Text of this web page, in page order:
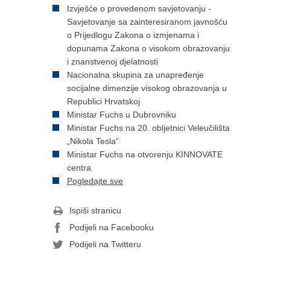
Izvješće o provedenom savjetovanju -
Savjetovanje sa zainteresiranom javnošću
o Prijedlogu Zakona o izmjenama i
dopunama Zakona o visokom obrazovanju
i znanstvenoj djelatnosti
Nacionalna skupina za unapređenje
socijalne dimenzije visokog obrazovanja u
Republici Hrvatskoj
Ministar Fuchs u Dubrovniku
Ministar Fuchs na 20. obljetnici Veleučilišta
„Nikola Tesla“
Ministar Fuchs na otvorenju KINNOVATE
centra
Pogledajte sve
Ispiši stranicu
Podijeli na Facebooku
Podijeli na Twitteru